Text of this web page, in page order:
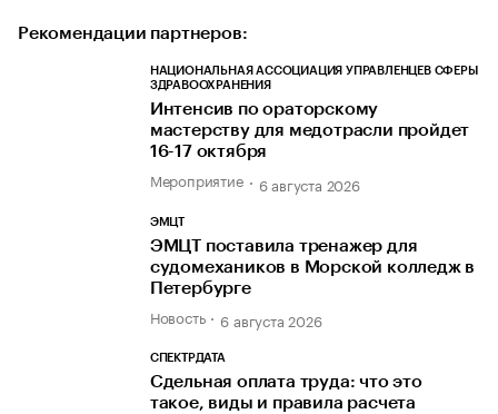
Рекомендации партнеров:
НАЦИОНАЛЬНАЯ АССОЦИАЦИЯ УПРАВЛЕНЦЕВ СФЕРЫ
ЗДРАВООХРАНЕНИЯ
Интенсив по ораторскому
мастерству для медотрасли пройдет
16-17 октября
Мероприятие 6 августа 2026
ЭМЦТ
ЭМЦТ поставила тренажер для
судомехаников в Морской колледж в
Петербурге
Новость 6 августа 2026
СПЕКТРДАТА
Сдельная оплата труда: что это
такое, виды и правила расчета